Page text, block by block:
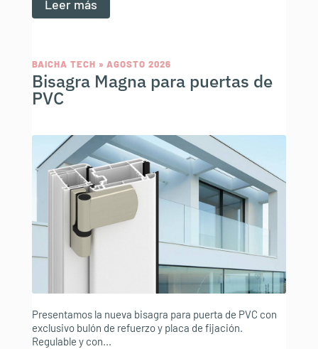
Leer más
BAICHA TECH » AGOSTO 2026
Bisagra Magna para puertas de
PVC
Presentamos la nueva bisagra para puerta de PVC con
exclusivo bulón de refuerzo y placa de fijación.
Regulable y con...